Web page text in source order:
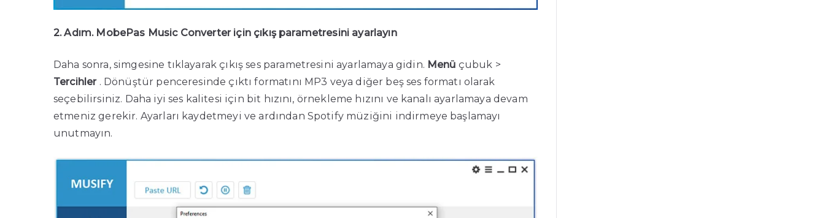
2. Adım. MobePas Music Converter için çıkış parametresini ayarlayın
Daha sonra, simgesine tıklayarak çıkış ses parametresini ayarlamaya gidin. Menü çubuk >
Tercihler. Dönüştür penceresinde çıktı formatını MP3 veya diğer beş ses formatı olarak
seçebilirsiniz. Daha iyi ses kalitesi için bit hızını, örnekleme hızını ve kanalı ayarlamaya devam
etmeniz gerekir. Ayarları kaydetmeyi ve ardından Spotify müziğini indirmeye başlamayı
unutmayın.